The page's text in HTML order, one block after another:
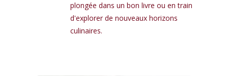
plongée dans un bon livre ou en train
d'explorer de nouveaux horizons
culinaires.